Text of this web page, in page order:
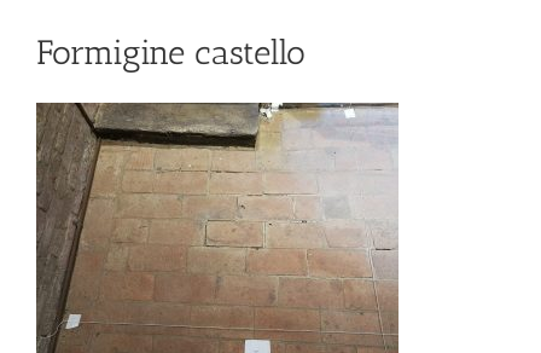
Formigine castello